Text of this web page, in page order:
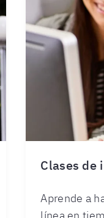
Clases de
Aprende a
línea en